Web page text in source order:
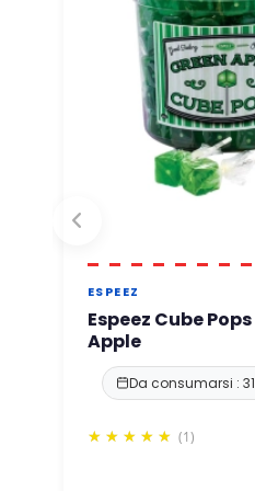
ESPEEZ
Espeez Cube
Apple
Da consumarsi :
(1)